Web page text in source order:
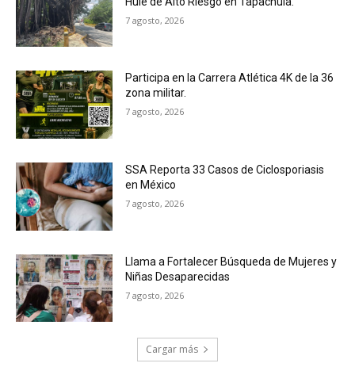
7 agosto, 2026
Participa en la Carrera Atlética 4K de la 36
zona militar.
7 agosto, 2026
SSA Reporta 33 Casos de Ciclosporiasis
en México
7 agosto, 2026
Llama a Fortalecer Búsqueda de Mujeres y
Niñas Desaparecidas
7 agosto, 2026
Cargar más